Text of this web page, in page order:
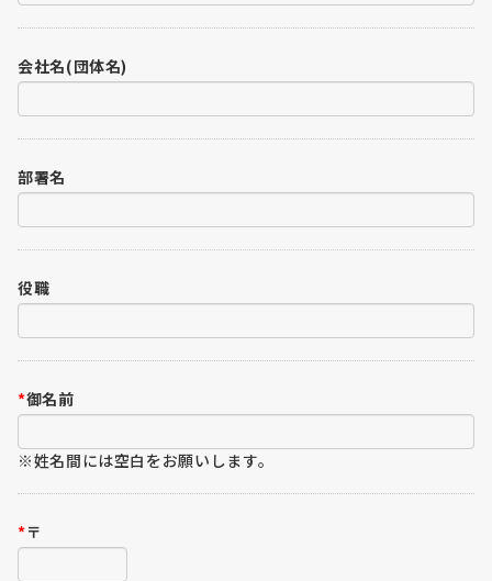
会社名(団体名)
部署名
役職
*御名前
※姓名間には空白をお願いします。
*〒